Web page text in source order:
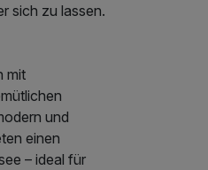
sich zu lassen.
mit
und
einen
– ideal für